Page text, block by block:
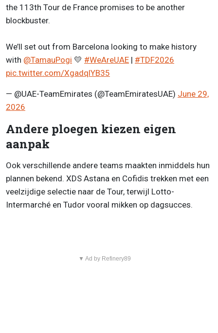
the 113th Tour de France promises to be another
blockbuster.
We’ll set out from Barcelona looking to make history
with @TamauPogi 💛 #WeAreUAE | #TDF2026
pic.twitter.com/XgadqlYB35
— @UAE-TeamEmirates (@TeamEmiratesUAE) June 29,
2026
Andere ploegen kiezen eigen
aanpak
Ook verschillende andere teams maakten inmiddels hun
plannen bekend. XDS Astana en Cofidis trekken met een
veelzijdige selectie naar de Tour, terwijl Lotto-
Intermarché en Tudor vooral mikken op dagsucces.
▼ Ad by Refinery89